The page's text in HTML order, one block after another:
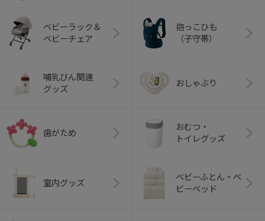
ベビーラック＆
ベビーチェア
抱っこひも
（子守帯）
哺乳びん関連
グッズ
おしゃぶり
歯がため
おむつ・
トイレグッズ
室内グッズ
ベビーふとん・ベ
ビーベッド